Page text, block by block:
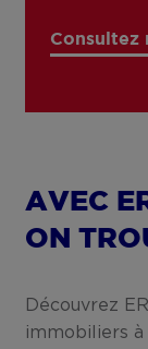
Consultez
AVEC
ON
Découvrez
immobiliers à